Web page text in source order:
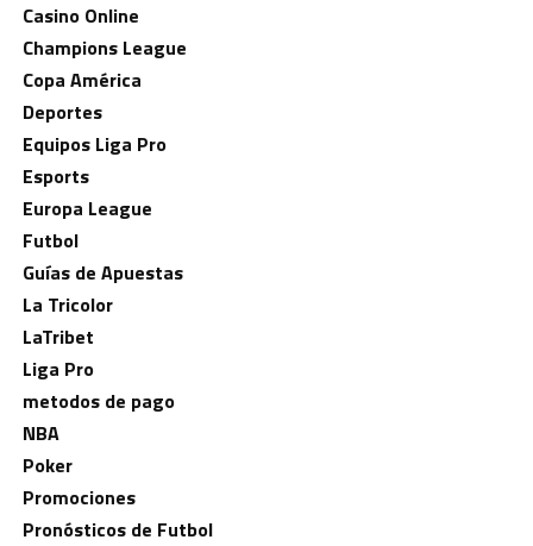
Casino Online
Champions League
Copa América
Deportes
Equipos Liga Pro
Esports
Europa League
Futbol
Guías de Apuestas
La Tricolor
LaTribet
Liga Pro
metodos de pago
NBA
Poker
Promociones
Pronósticos de Futbol